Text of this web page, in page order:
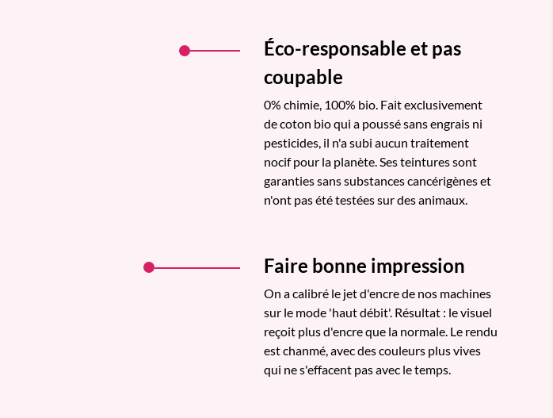
Éco-responsable et pas
coupable
0% chimie, 100% bio. Fait exclusivement
de coton bio qui a poussé sans engrais ni
pesticides, il n'a subi aucun traitement
nocif pour la planète. Ses teintures sont
garanties sans substances cancérigènes et
n'ont pas été testées sur des animaux.
Faire bonne impression
On a calibré le jet d'encre de nos machines
sur le mode 'haut débit'. Résultat : le visuel
reçoit plus d'encre que la normale. Le rendu
est chanmé, avec des couleurs plus vives
qui ne s'effacent pas avec le temps.